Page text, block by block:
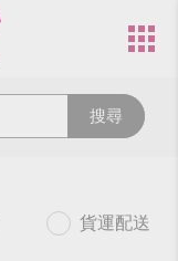
搜尋
貨運配送